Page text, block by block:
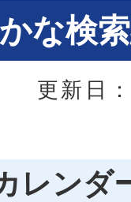
な検
更新日
レンダ